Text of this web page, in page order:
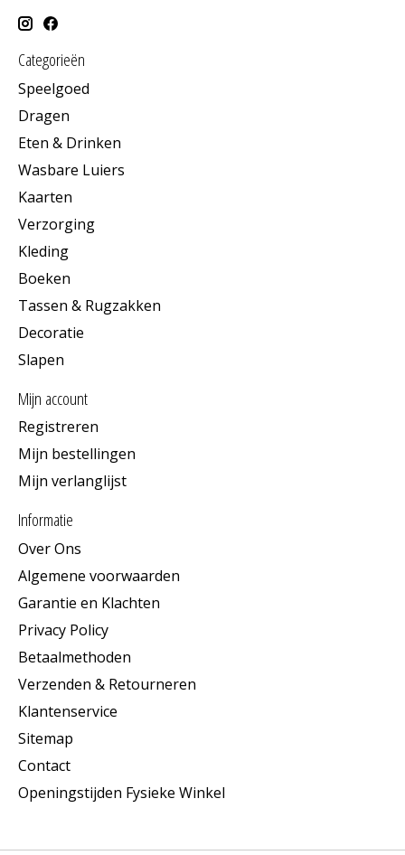
Categorieën
Speelgoed
Dragen
Eten & Drinken
Wasbare Luiers
Kaarten
Verzorging
Kleding
Boeken
Tassen & Rugzakken
Decoratie
Slapen
Mijn account
Registreren
Mijn bestellingen
Mijn verlanglijst
Informatie
Over Ons
Algemene voorwaarden
Garantie en Klachten
Privacy Policy
Betaalmethoden
Verzenden & Retourneren
Klantenservice
Sitemap
Contact
Openingstijden Fysieke Winkel